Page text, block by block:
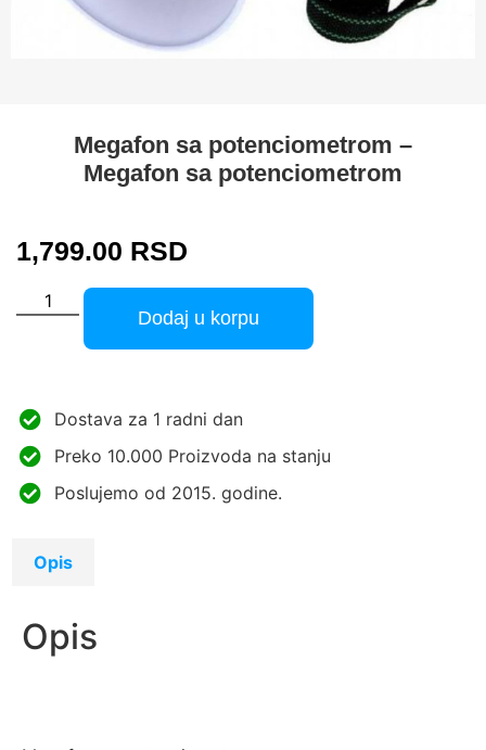
Megafon sa potenciometrom –
Megafon sa potenciometrom
1,799.00 RSD
Dodaj u korpu
Dostava za 1 radni dan
Preko 10.000 Proizvoda na stanju
Poslujemo od 2015. godine.
Opis
Opis